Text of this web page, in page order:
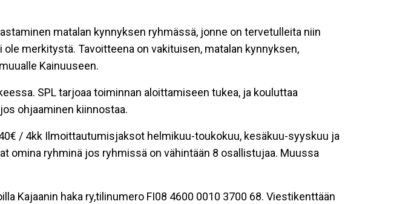
matalan kynnyksen ryhmässä, jonne on tervetulleita niin
merkitystä. Tavoitteena on vakituisen, matalan kynnyksen,
Kainuuseen.
SPL tarjoaa toiminnan aloittamiseen tukea, ja kouluttaa
ohjaaminen kiinnostaa.
/ 4kk Ilmoittautumisjaksot helmikuu-toukokuu, kesäkuu-syyskuu ja
omina ryhminä jos ryhmissä on vähintään 8 osallistujaa. Muussa
Kajaanin haka ry,tilinumero FI08 4600 0010 3700 68. Viestikenttään